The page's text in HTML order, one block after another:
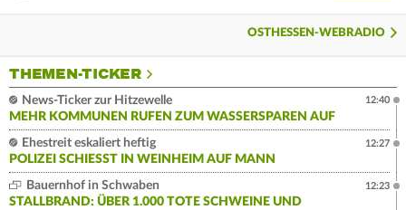
OSTHESSEN-WEBRADIO
THEMEN-TICKER
News-Ticker zur Hitzewelle
MEHR KOMMUNEN RUFEN ZUM WASSERSPAREN AUF
12:40
Ehestreit eskaliert heftig
POLIZEI SCHIESST IN WEINHEIM AUF MANN
12:27
Bauernhof in Schwaben
STALLBRAND: ÜBER 1.000 TOTE SCHWEINE UND
12:23